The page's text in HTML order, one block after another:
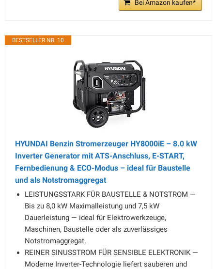
Bei Amazon kaufen*
BESTSELLER NR. 10
HYUNDAI Benzin Stromerzeuger HY8000iE – 8.0 kW
Inverter Generator mit ATS-Anschluss, E-START,
Fernbedienung & ECO-Modus – ideal für Baustelle
und als Notstromaggregat
LEISTUNGSSTARK FÜR BAUSTELLE & NOTSTROM —
Bis zu 8,0 kW Maximalleistung und 7,5 kW
Dauerleistung — ideal für Elektrowerkzeuge,
Maschinen, Baustelle oder als zuverlässiges
Notstromaggregat.
REINER SINUSSTROM FÜR SENSIBLE ELEKTRONIK —
Moderne Inverter-Technologie liefert sauberen und